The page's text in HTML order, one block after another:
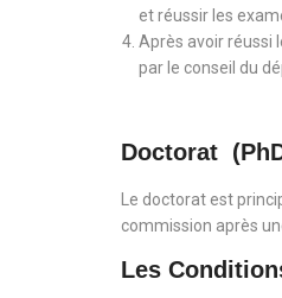
et réussir les
Après avoir réussi
par le conseil du
Doctorat
Le doctorat est
commission après
Les